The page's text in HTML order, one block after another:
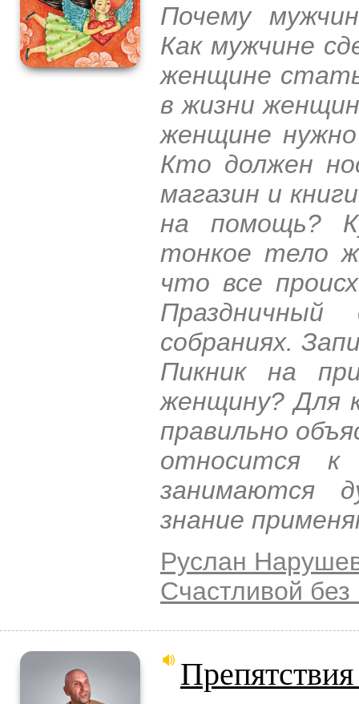
Почему
Как мужчине
женщине стать
в жизни
женщине
Кто должен
магазин и
на помощь?
тонкое тело
что все
собраниях.
Пикник на
женщину? Для
правильно
относится к
занимаются
знание
Руслан
Счастливой